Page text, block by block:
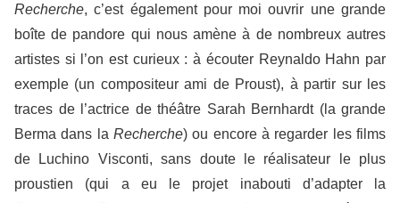
Recherche, c’est également pour moi ouvrir une grande
boîte de pandore qui nous amène à de nombreux autres
artistes si l’on est curieux : à écouter Reynaldo Hahn par
exemple (un compositeur ami de Proust), à partir sur les
traces de l’actrice de théâtre Sarah Bernhardt (la grande
Berma dans la Recherche) ou encore à regarder les films
de Luchino Visconti, sans doute le réalisateur le plus
proustien (qui a eu le projet inabouti d’adapter la